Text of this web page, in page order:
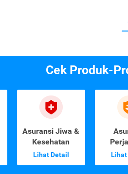
Cek Produk-
Asuransi Jiwa &
Kesehatan
Lihat Detail Lihat